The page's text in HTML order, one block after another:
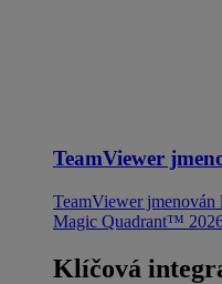
TeamViewer
TeamViewer
Magic Quadrant™
Klíčová